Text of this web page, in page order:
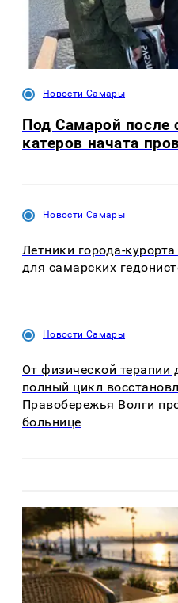
Новости Самары
Под Самарой после
катеров начата
Новости Самары
Летники города-
для самарских
Новости Самары
От физической терапии
полный цикл
Правобережья Волги
больнице